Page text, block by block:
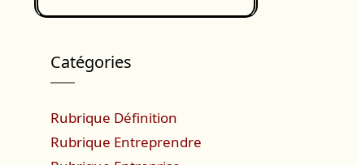
Catégories
Rubrique Définition
Rubrique Entreprendre